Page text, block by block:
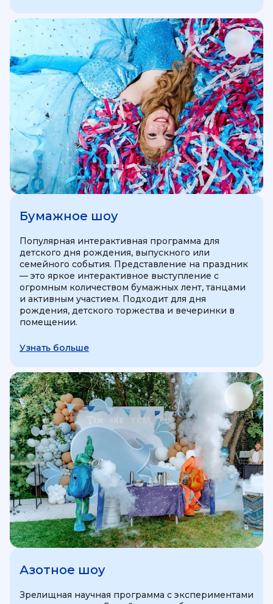
Бумажное шоу
Популярная интерактивная программа для
детского дня рождения, выпускного или
семейного события. Представление на праздник
— это яркое интерактивное выступление с
огромным количеством бумажных лент, танцами
и активным участием. Подходит для дня
рождения, детского торжества и вечеринки в
помещении.
Узнать больше
Азотное шоу
Зрелищная научная программа с экспериментами